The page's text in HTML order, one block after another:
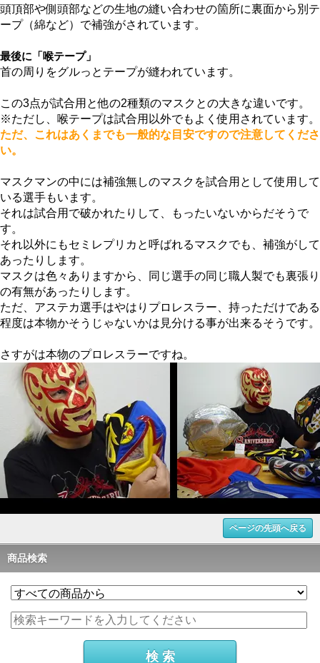
頭頂部や側頭部などの生地の縫い合わせの箇所に裏面から別テ
ープ（綿など）で補強がされています。
最後に「喉テープ」
首の周りをグルっとテープが縫われています。
この3点が試合用と他の2種類のマスクとの大きな違いです。
※ただし、喉テープは試合用以外でもよく使用されています。
ただ、これはあくまでも一般的な目安ですので注意してくださ
い。
マスクマンの中には補強無しのマスクを試合用として使用して
いる選手もいます。
それは試合用で破かれたりして、もったいないからだそうで
す。
それ以外にもセミレプリカと呼ばれるマスクでも、補強がして
あったりします。
マスクは色々ありますから、同じ選手の同じ職人製でも裏張り
の有無があったりします。
ただ、アステカ選手はやはりプロレスラー、持っただけである
程度は本物かそうじゃないかは見分ける事が出来るそうです。
さすがは本物のプロレスラーですね。
ページの先頭へ戻る
商品検索